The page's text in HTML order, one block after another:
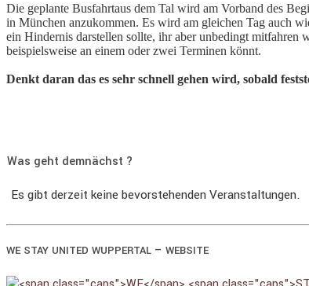
Die geplante Busfahrtaus dem Tal wird am Vorband des
in München anzukommen. Es wird am gleichen Tag auch
ein Hindernis darstellen sollte, ihr aber unbedingt mitfahren
beispielsweise an einem oder zwei Terminen könnt.
Denkt daran das es sehr schnell gehen wird, sobald
Was geht demnächst ?
Es gibt derzeit keine bevorstehenden Veranstaltungen.
WE STAY UNITED WUPPERTAL – WEBSITE